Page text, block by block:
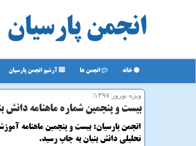
انجمن پارسیان
خانه انجمن ها آرشیو انجمن پارسیان
ویژه نوروز ۱۳۹۷؛
بیست و پنجمین شماره ماهنامه دانش
انجمن پارسیان: بیست و پنجمین ماهنامه
تحلیلی دانش بنیان به چاپ رسید.